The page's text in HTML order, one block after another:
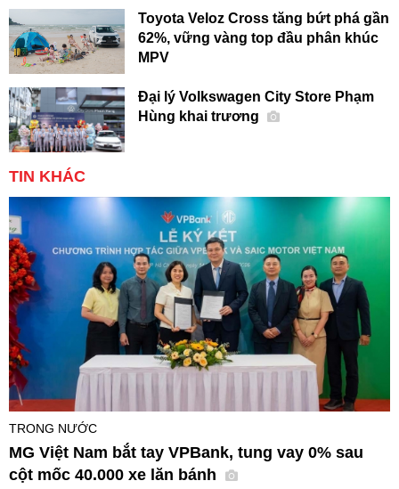
Toyota Veloz Cross tăng bứt phá gần
62%, vững vàng top đầu phân khúc
MPV
Đại lý Volkswagen City Store Phạm
Hùng khai trương
TIN KHÁC
TRONG NƯỚC
MG Việt Nam bắt tay VPBank, tung vay 0% sau
cột mốc 40.000 xe lăn bánh